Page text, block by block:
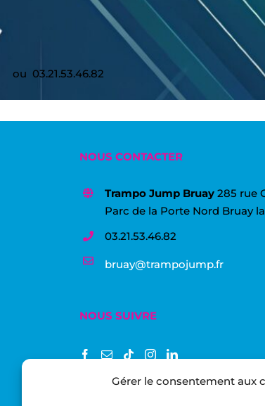
Gérer le consentement aux
ou 03.21.53.46.82
NOUS CONTACTER
Trampo Jump Bruay 285 rue
Parc de la Porte Nord Bruay
03.21.53.46.82
bruay@trampojump.fr
NOUS SUIVRE